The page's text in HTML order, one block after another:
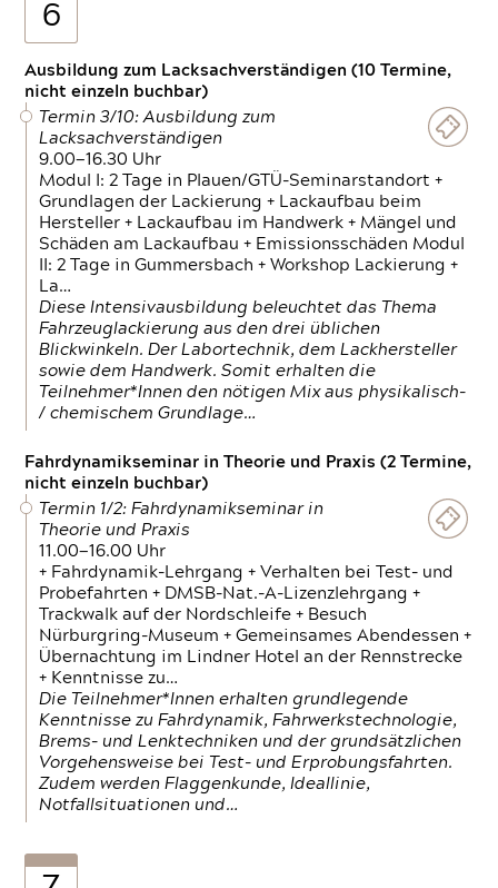
6
Ausbildung zum Lacksachverständigen (10 Termine,
nicht einzeln buchbar)
Termin 3/10: Ausbildung zum
Lacksachverständigen
9.00—16.30 Uhr
Modul I: 2 Tage in Plauen/GTÜ-Seminarstandort +
Grundlagen der Lackierung + Lackaufbau beim
Hersteller + Lackaufbau im Handwerk + Mängel und
Schäden am Lackaufbau + Emissionsschäden Modul
II: 2 Tage in Gummersbach + Workshop Lackierung +
La…
Diese Intensivausbildung beleuchtet das Thema
Fahrzeuglackierung aus den drei üblichen
Blickwinkeln. Der Labortechnik, dem Lackhersteller
sowie dem Handwerk. Somit erhalten die
Teilnehmer*Innen den nötigen Mix aus physikalisch-
/ chemischem Grundlage…
Fahrdynamikseminar in Theorie und Praxis (2 Termine,
nicht einzeln buchbar)
Termin 1/2: Fahrdynamikseminar in
Theorie und Praxis
11.00—16.00 Uhr
+ Fahrdynamik-Lehrgang + Verhalten bei Test- und
Probefahrten + DMSB-Nat.-A-Lizenzlehrgang +
Trackwalk auf der Nordschleife + Besuch
Nürburgring-Museum + Gemeinsames Abendessen +
Übernachtung im Lindner Hotel an der Rennstrecke
+ Kenntnisse zu…
Die Teilnehmer*Innen erhalten grundlegende
Kenntnisse zu Fahrdynamik, Fahrwerkstechnologie,
Brems- und Lenktechniken und der grundsätzlichen
Vorgehensweise bei Test- und Erprobungsfahrten.
Zudem werden Flaggenkunde, Ideallinie,
Notfallsituationen und…